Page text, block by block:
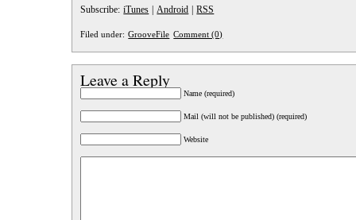
ー
ー
Subscribe: iTunes Android RSS
Filed under: GrooveFile Comment (0)
Leave a Reply
Name (required)
Mail (will not be published) (required)
Website